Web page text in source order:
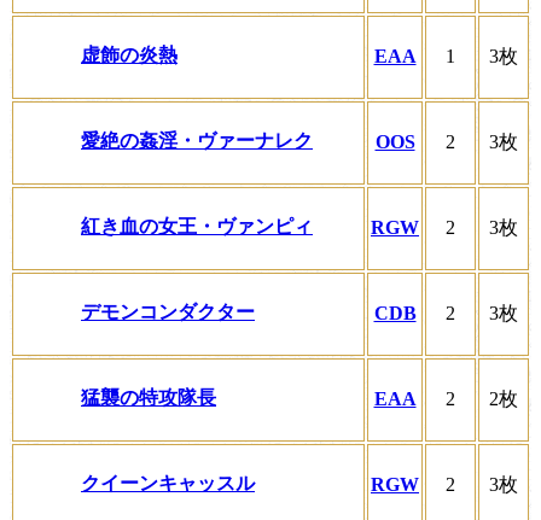
虚飾の炎熱 EAA 1 3枚
愛絶の姦淫・ヴァーナレク OOS 2 3枚
紅き血の女王・ヴァンピィ RGW 2 3枚
デモンコンダクター CDB 2 3枚
猛襲の特攻隊長 EAA 2 2枚
クイーンキャッスル RGW 2 3枚